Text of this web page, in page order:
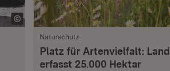
Naturschutz
Platz für Artenvielfalt: Land
erfasst 25.000 Hektar